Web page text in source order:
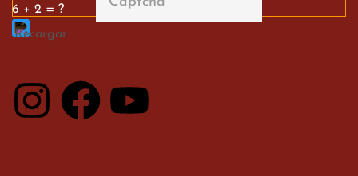
26 de febrer de 2026
6 + 2 = ?